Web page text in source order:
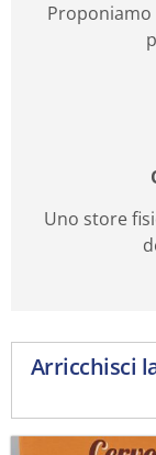
Uno store
Arricchisci